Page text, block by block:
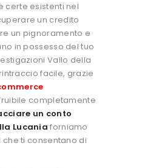
certe esistenti nel
un credito
un pignoramento e
in possesso del tuo
Vallo della
facile, grazie
completamente
un conto
Lucania forniamo
ti consentano di